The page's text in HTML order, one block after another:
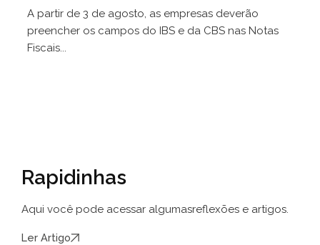
A partir de 3 de agosto, as empresas deverão
preencher os campos do IBS e da CBS nas Notas
Fiscais...
Rapidinhas
Aqui você pode acessar algumasreflexões e artigos.
Ler Artigo